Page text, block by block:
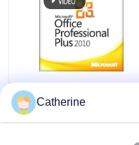
Pleine activation 2010
du code principal 32
64Bit Word de Office
Catherine